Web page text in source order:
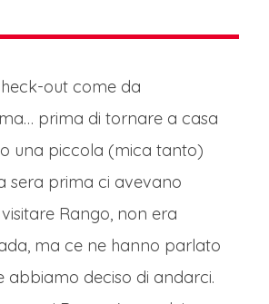
out come da
prima di tornare a casa
una piccola (mica tanto)
sera prima ci avevano
Rango, non era
ma ce ne hanno parlato
abbiamo deciso di andarci.